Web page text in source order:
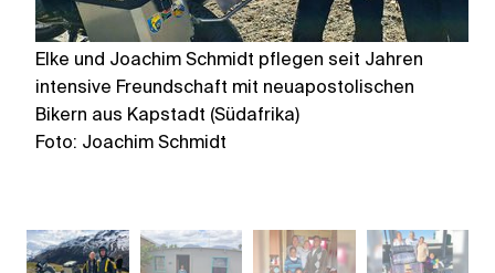
Elke und Joachim Schmidt pflegen seit Jahren
intensive Freundschaft mit neuapostolischen
Bikern aus Kapstadt (Südafrika)
Foto: Joachim Schmidt